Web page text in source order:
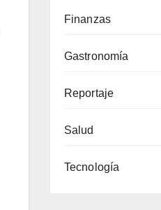
Finanzas
Gastronomía
Reportaje
Salud
Tecnología